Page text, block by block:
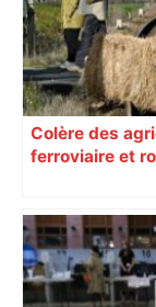
Colère des
ferroviaire et